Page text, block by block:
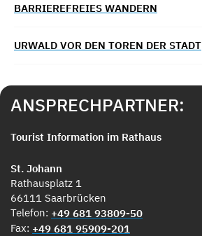
BARRIEREFREIES WANDERN
URWALD VOR DEN TOREN DER STADT
ANSPRECHPARTNER:
Tourist Information im Rathaus
St. Johann
Rathausplatz 1
66111 Saarbrücken
Telefon: +49 681 93809-50
Fax: +49 681 95909-201